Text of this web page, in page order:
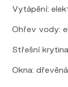
Vytápění:
Ohřev vody:
Střešní
Okna: